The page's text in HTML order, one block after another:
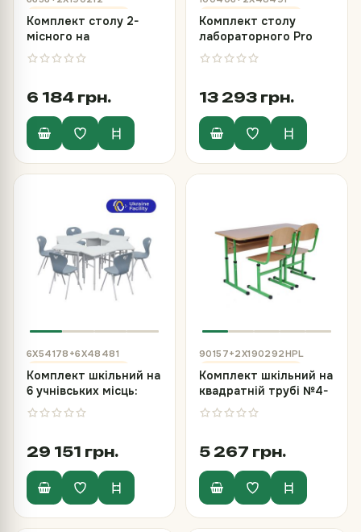
Комплект столу 2-
місного на
металевому каркасі
та стільців
6 184 грн.
Комплект столу
лабораторного Pro
Line та 2 стільці з
суцільногнутим
13 293 грн.
6Х54178+6Х48481
Комплект шкільний на
6 учнівських місць:
столи №4-7 та стільці
з пластиковим
29 151 грн.
90157+2Х190292HPL
Комплект шкільний на
квадратній трубі №4-
6, стіл та 2 стільці з
HPL
5 267 грн.